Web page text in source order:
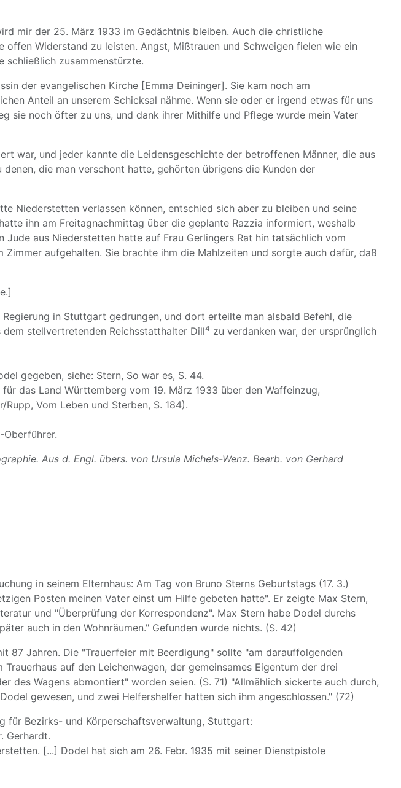
mir der 25. März 1933 im Gedächtnis bleiben. Auch die christliche
Widerstand zu leisten. Angst, Mißtrauen und Schweigen fielen wie ein
schließlich zusammenstürzte.
der evangelischen Kirche [Emma Deininger]. Sie kam noch am
Anteil an unserem Schicksal nähme. Wenn sie oder er irgend etwas für uns
sie noch öfter zu uns, und dank ihrer Mithilfe und Pflege wurde mein Vater
war, und jeder kannte die Leidensgeschichte der betroffenen Männer, die aus
die man verschont hatte, gehörten übrigens die Kunden der
Niederstetten verlassen können, entschied sich aber zu bleiben und seine
ihn am Freitagnachmittag über die geplante Razzia informiert, weshalb
aus Niederstetten hatte auf Frau Gerlingers Rat hin tatsächlich vom
aufgehalten. Sie brachte ihm die Mahlzeiten und sorgte auch dafür, daß
in Stuttgart gedrungen, und dort erteilte man alsbald Befehl, die
stellvertretenden Reichsstatthalter Dill4 zu verdanken war, der ursprünglich
gegeben, siehe: Stern, So war es, S. 44.
das Land Württemberg vom 19. März 1933 über den Waffeinzug,
Vom Leben und Sterben, S. 184).
Aus d. Engl. übers. von Ursula Michels-Wenz. Bearb. von Gerhard
in seinem Elternhaus: Am Tag von Bruno Sterns Geburtstags (17. 3.)
Posten meinen Vater einst um Hilfe gebeten hatte". Er zeigte Max Stern,
und "Überprüfung der Korrespondenz". Max Stern habe Dodel durchs
auch in den Wohnräumen." Gefunden wurde nichts. (S. 42)
87 Jahren. Die "Trauerfeier mit Beerdigung" sollte "am darauffolgenden
auf den Leichenwagen, der gemeinsames Eigentum der drei
des Wagens abmontiert" worden seien. (S. 71) "Allmählich sickerte auch durch,
gewesen, und zwei Helfershelfer hatten sich ihm angeschlossen." (72)
für Bezirks- und Körperschaftsverwaltung, Stuttgart:
Gerhardt.
[...] Dodel hat sich am 26. Febr. 1935 mit seiner Dienstpistole